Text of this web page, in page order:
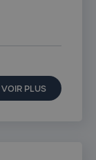
VOIR PLUS